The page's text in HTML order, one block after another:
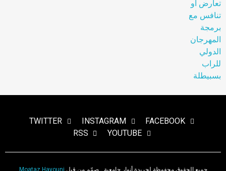
FACEBOOK
INSTAGRAM
TWITTER
YOUTUBE
RSS
جميع الحقوق محفوظة لجريدة أنوار جامعية ـ صمّم من قبل Moataz Hayouni